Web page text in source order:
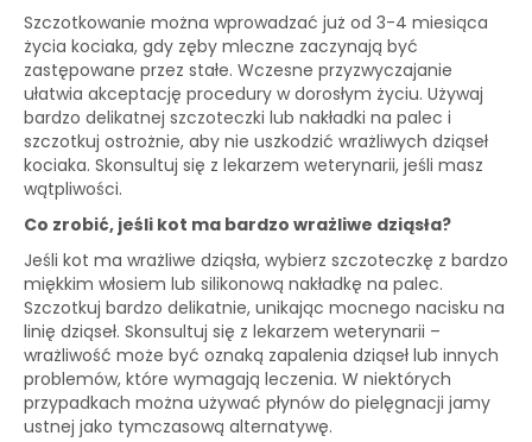
Szczotkowanie można wprowadzać już od 3-4 miesiąca
życia kociaka, gdy zęby mleczne zaczynają być
zastępowane przez stałe. Wczesne przyzwyczajanie
ułatwia akceptację procedury w dorosłym życiu. Używaj
bardzo delikatnej szczoteczki lub nakładki na palec i
szczotkuj ostrożnie, aby nie uszkodzić wrażliwych dziąseł
kociaka. Skonsultuj się z lekarzem weterynarii, jeśli masz
wątpliwości.
Co zrobić, jeśli kot ma bardzo wrażliwe dziąsła?
Jeśli kot ma wrażliwe dziąsła, wybierz szczoteczkę z bardzo
miękkim włosiem lub silikonową nakładkę na palec.
Szczotkuj bardzo delikatnie, unikając mocnego nacisku na
linię dziąseł. Skonsultuj się z lekarzem weterynarii –
wrażliwość może być oznaką zapalenia dziąseł lub innych
problemów, które wymagają leczenia. W niektórych
przypadkach można używać płynów do pielęgnacji jamy
ustnej jako tymczasową alternatywę.